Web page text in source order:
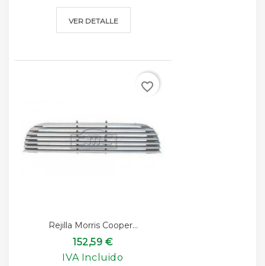
VER DETALLE
Rejilla Morris Cooper...
152,59 €
IVA Incluido
favorite_border